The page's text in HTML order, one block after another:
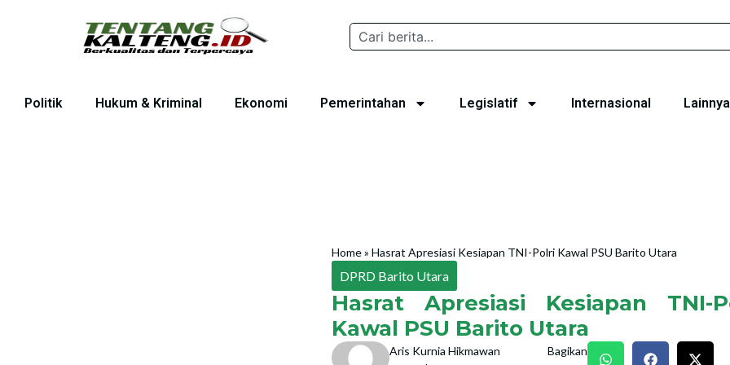
Politik Hukum & Kriminal Ekonomi Pemerintahan Legislatif Internasional Lainnya
Home»Hasrat Apresiasi Kesiapan TNI-Polri Kawal PSU Barito Utara
DPRD Barito Utara
Hasrat Apresiasi Kesiapan TNI-
Kawal PSU Barito Utara
Aris Kurnia Hikmawan Bagikan